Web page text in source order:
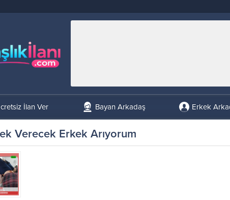
İlan Ver Bayan Arkadaş Erkek
Verecek Erkek Arıyorum